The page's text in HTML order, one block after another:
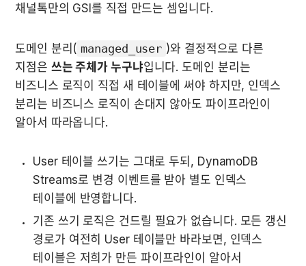
채널톡만의 GSI를 직접 만드는 셈입니다.
도메인 분리( managed_user )와 결정적으로 다른
지점은 쓰는 주체가 누구냐입니다. 도메인 분리는
비즈니스 로직이 직접 새 테이블에 써야 하지만, 인덱스
분리는 비즈니스 로직이 손대지 않아도 파이프라인이
알아서 따라옵니다.
User 테이블 쓰기는 그대로 두되, DynamoDB
Streams로 변경 이벤트를 받아 별도 인덱스
테이블에 반영합니다.
기존 쓰기 로직은 건드릴 필요가 없습니다. 모든 갱신
경로가 여전히 User 테이블만 바라보면, 인덱스
테이블은 저희가 만든 파이프라인이 알아서